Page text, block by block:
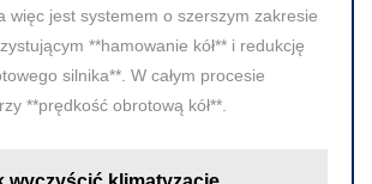
więc jest systemem o szerszym zakresie
**hamowanie kół** i redukcję
silnika**. W całym procesie
**prędkość obrotową kół**.